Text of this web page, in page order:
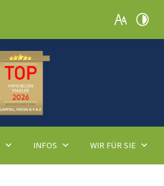
INFOS WIR FÜR SIE